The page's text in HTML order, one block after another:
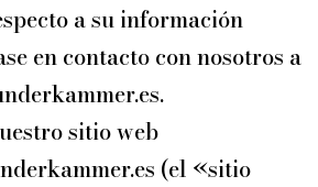
a su información
en contacto con nosotros a
sitio web
(el «sitio